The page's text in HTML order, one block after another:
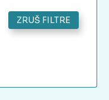
ZRUŠ FILTRE